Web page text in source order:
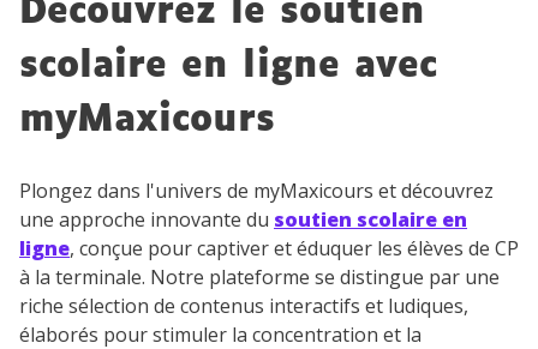
Découvrez le soutien
scolaire en ligne avec
myMaxicours
Plongez dans l'univers de myMaxicours et découvrez
une approche innovante du soutien scolaire en
ligne, conçue pour captiver et éduquer les élèves de CP
à la terminale. Notre plateforme se distingue par une
riche sélection de contenus interactifs et ludiques,
élaborés pour stimuler la concentration et la